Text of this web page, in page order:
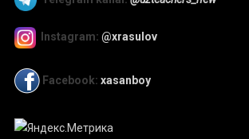
Instagram: @xrasulov
Facebook: xasanboy